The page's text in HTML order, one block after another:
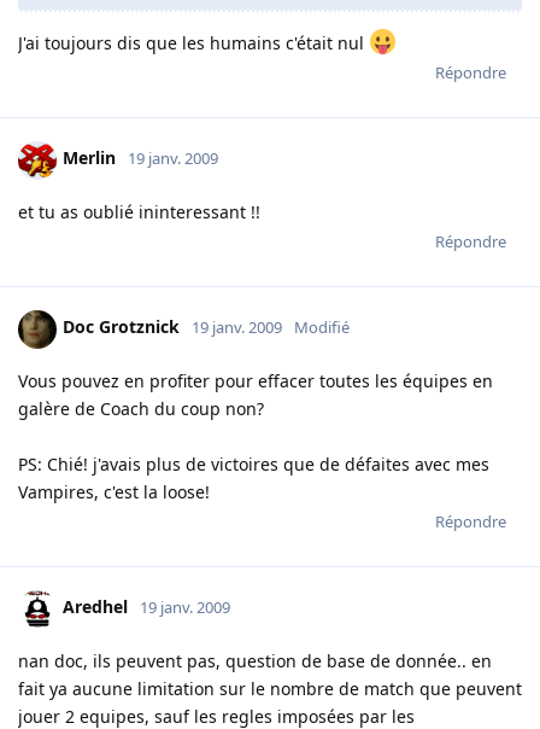
J'ai toujours dis que les humains c'était nul
Répondre
Merlin 19 janv. 2009
et tu as oublié ininteressant !!
Répondre
Doc Grotznick 19 janv. 2009 Modifié
Vous pouvez en profiter pour effacer toutes les équipes en
galère de Coach du coup non?
PS: Chié! j'avais plus de victoires que de défaites avec mes
Vampires, c'est la loose!
Répondre
Aredhel 19 janv. 2009
nan doc, ils peuvent pas, question de base de donnée.. en
fait ya aucune limitation sur le nombre de match que peuvent
jouer 2 equipes, sauf les regles imposées par les